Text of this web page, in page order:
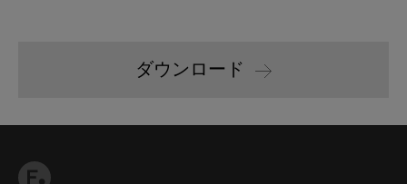
ダウンロード